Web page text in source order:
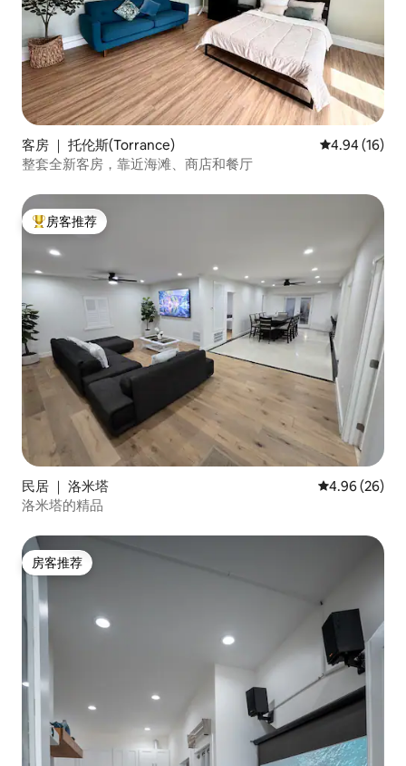
客房 ｜ 托伦斯(Torrance) 平均评分
4.94 (16)
整套全新客房，靠近海滩、商店和餐厅
热门「房客推荐」
房客推荐
民居 ｜ 洛米塔 平均评分 4.96
4.96 (26)
洛米塔的精品
房客推荐
房客推荐